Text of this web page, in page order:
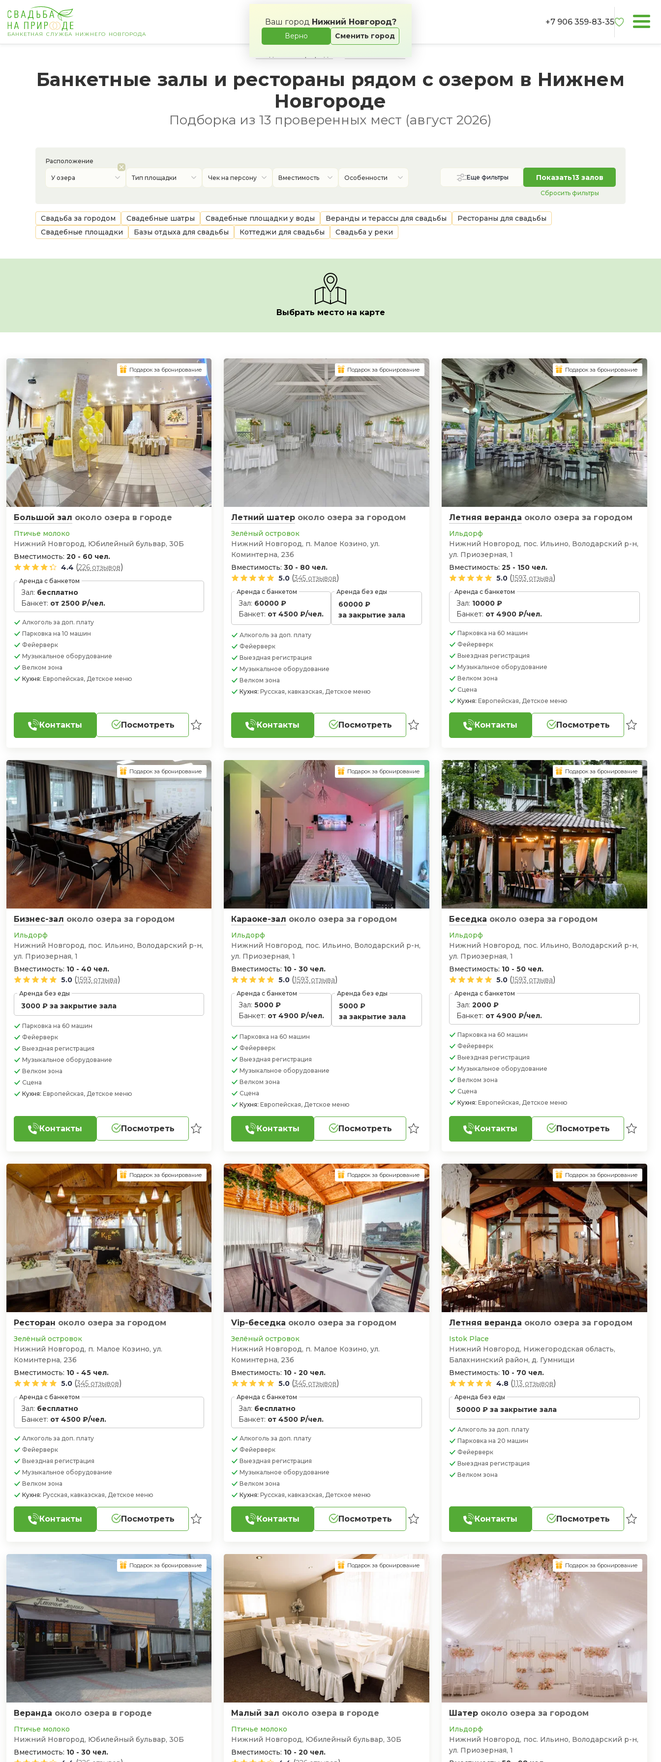
Ваш город Нижний Новгород?
Верно Сменить город
БАНКЕТНАЯ СЛУЖБА НИЖНЕГО НОВГОРОДА
Выпускной
Корпоратив
Новогодний корпоратив
+7 906 359-83-35
Банкетные залы и рестораны рядом с озером в Нижнем
Новгороде
Подборка из 13 проверенных мест (август 2026)
У озера
Расположение
Тип площадки Чек на персону Вместимость Особенности Еще фильтры Показать13 залов
Сбросить фильтры
Свадьба за городом Свадебные шатры Свадебные площадки у воды Веранды и терассы для свадьбы
Рестораны для свадьбы
Свадебные площадки
Базы отдыха для свадьбы Коттеджи для свадьбы Свадьба у реки
Выбрать место на карте
Большой зал около озера в городе
Птичье молоко
Нижний Новгород, Юбилейный бульвар, 30Б
Вместимость: 20 - 60 чел.
4.4 (226 отзывов)
Аренда с банкетом
Зал: бесплатно
Банкет: от 2500 ₽/чел.
Алкоголь за доп. плату
Парковка на 10 машин
Фейерверк
Музыкальное оборудование
Велком зона
Кухня: Европейская, Детское меню
Контакты Посмотреть
Подарок за бронирование
Летний шатер около озера за городом
Зелёный островок
Нижний Новгород, п. Малое Козино, ул.
Коминтерна, 23б
Вместимость:30 - 80 чел.
5.0 (345 отзывов)
Аренда с банкетом
Зал: 60000 ₽
Банкет: от 4500 ₽/чел.
Аренда без еды
60000 ₽
за закрытие зала
Алкогольза доп. плату
Фейерверк
Выездная регистрация
Музыкальное оборудование
Велком зона
Кухня:Русская, кавказская, Детское меню
Контакты Посмотреть
Подарок за бронирование
Летняя веранда около озера за городом
Ильдорф
Нижний Новгород, пос. Ильино, Володарский р-н,
ул. Приозерная, 1
Вместимость:25 - 150 чел.
5.0 (1593 отзыва)
Аренда с банкетом
Зал: 10000 ₽
Банкет: от 4900 ₽/чел.
Парковкана 60 машин
Фейерверк
Выездная регистрация
Музыкальное оборудование
Велком зона
Сцена
Кухня:Европейская, Детское меню
Контакты Посмотреть
Подарок за бронирование
Бизнес-зал около озера за городом
Ильдорф
Нижний Новгород, пос. Ильино, Володарский р-н,
ул. Приозерная, 1
Вместимость: 10 - 40 чел.
5.0 (1593 отзыва)
Аренда без еды
3000 ₽ за закрытие зала
Парковка на 60 машин
Фейерверк
Выездная регистрация
Музыкальное оборудование
Велком зона
Сцена
Кухня: Европейская, Детское меню
Контакты Посмотреть
Подарок за бронирование
Караоке-зал около озера за городом
Ильдорф
Нижний Новгород, пос. Ильино, Володарский р-н,
ул. Приозерная, 1
Вместимость: 10 - 30 чел.
5.0 (1593 отзыва)
Аренда с банкетом
Зал:5000 ₽
Банкет: от 4900 ₽/чел.
Аренда без еды
5000 ₽
за закрытие зала
Парковкана 60 машин
Фейерверк
Выездная регистрация
Музыкальное оборудование
Велком зона
Сцена
Кухня:Европейская, Детское меню
Контакты Посмотреть
Подарок за бронирование
Беседка около озера за городом
Ильдорф
Нижний Новгород, пос. Ильино, Володарский р-н,
ул. Приозерная, 1
Вместимость: 10 - 50 чел.
5.0 (1593 отзыва)
Аренда с банкетом
Зал:2000 ₽
Банкет: от 4900 ₽/чел.
Парковкана 60 машин
Фейерверк
Выездная регистрация
Музыкальное оборудование
Велком зона
Сцена
Кухня:Европейская, Детское меню
Контакты Посмотреть
Подарок за бронирование
Ресторан около озера за городом
Зелёный островок
Нижний Новгород, п. Малое Козино, ул.
Коминтерна, 23б
Вместимость: 10 - 45 чел.
5.0 (345 отзывов)
Аренда с банкетом
Зал: бесплатно
Банкет: от 4500 ₽/чел.
Алкоголь за доп. плату
Фейерверк
Выездная регистрация
Музыкальное оборудование
Велком зона
Кухня: Русская, кавказская, Детское меню
Контакты Посмотреть
Подарок за бронирование
Vip-беседка около озера за городом
Зелёный островок
Нижний Новгород, п. Малое Козино, ул.
Коминтерна, 23б
Вместимость: 10 - 20 чел.
5.0 (345 отзывов)
Аренда с банкетом
Зал: бесплатно
Банкет: от 4500 ₽/чел.
Алкогольза доп. плату
Фейерверк
Выездная регистрация
Музыкальное оборудование
Велком зона
Кухня:Русская, кавказская, Детское меню
Контакты Посмотреть
Подарок за бронирование
Летняя веранда около озера за городом
Istok Place
Нижний Новгород, Нижегородская область,
Балахнинский район, д. Гумнищи
Вместимость: 10 - 70 чел.
4.8 (113 отзывов)
Аренда без еды
50000 ₽ за закрытие зала
Алкогольза доп. плату
Парковкана 20 машин
Фейерверк
Выездная регистрация
Велком зона
Контакты Посмотреть
Подарок за бронирование
Веранда около озера в городе
Птичье молоко
Нижний Новгород, Юбилейный бульвар, 30Б
Вместимость: 10 - 30 чел.
Подарок за бронирование
Малый зал около озера в городе
Птичье молоко
Нижний Новгород, Юбилейный бульвар, 30Б
Вместимость: 10 - 20 чел.
Подарок за бронирование
Шатер около озера за городом
Ильдорф
Нижний Новгород, пос. Ильино, Володарский р-н,
ул. Приозерная, 1
Подарок за бронирование